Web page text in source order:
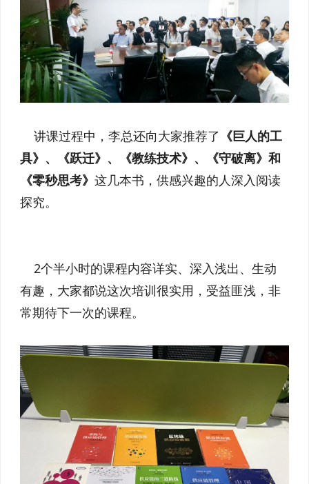
讲课过程中，李总还向大家推荐了 《巨人的工
具》、《跃迁》、《教练技术》、《守破离》和
《零秒思考》这几本书，供感兴趣的人深入阅读
探究。
2个半小时的课程内容详实、深入浅出、生动
有趣，大家都说这次培训很实用，受益匪浅，非
常期待下一次的课程。